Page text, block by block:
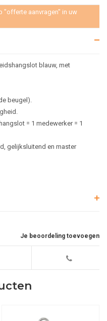
"offerte aanvragen" in uw
blauw, met
beugel).
= 1 medewerker = 1
gelijksluitend en master
Je beoordeling toevoegen